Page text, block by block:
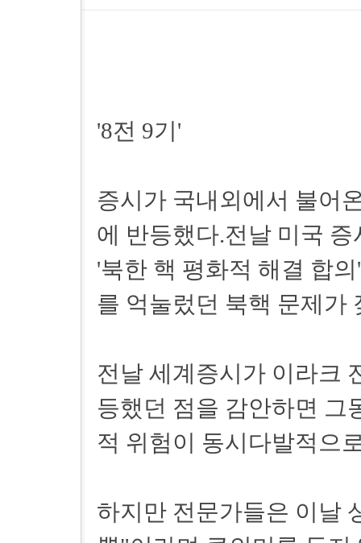
'8전 9기'
증시가 국내외에서 불어
에 반등했다.전날 미국
'북한 핵 평화적 해결 합
를 억눌렀던 북핵 문제가
전날 세계증시가 이라크
등했던 점을 감안하면 그
적 위험이 동시다발적으
하지만 전문가들은 이날